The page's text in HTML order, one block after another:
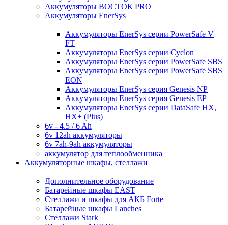
Аккумуляторы ВОСТОК PRO
Аккумуляторы EnerSys
Аккумуляторы EnerSys серии PowerSafe V
FT
Аккумуляторы EnerSys серии Cyclon
Аккумуляторы EnerSys серии PowerSafe SBS
Аккумуляторы EnerSys серии PowerSafe SBS
EON
Аккумуляторы EnerSys серия Genesis NP
Аккумуляторы EnerSys серия Genesis EP
Аккумуляторы EnerSys серии DataSafe HX,
HX+ (Plus)
6v - 4.5 / 6 Ah
6v 12ah аккумуляторы
6v 7ah-9ah аккумуляторы
аккумулятор для теплообменника
Аккумуляторные шкафы, стеллажи
Дополнительное оборудование
Батарейные шкафы EAST
Стеллажи и шкафы для АКБ Forte
Батарейные шкафы Lanches
Стеллажи Stark